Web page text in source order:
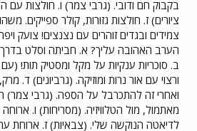
בקבוק חם ודובי. (גרבי צמר) ו. חולצות עם
ציורים) ז. חולצות גזורות, קולר ספייקים.
הערב האהובה עליך? א. חביתה וסלט
ב. סוכריות ענקיות על מקל ומסטיק תות!
ורצוי עם אור נרות ומוזיקה. (גרביונים) ד.
ואחרי זה להתכרבל על הספה. (גרבי צמר)
מאתמול, מול הטלוויזיה. (מסריחות) ו.
לדיאטה הנוקשה שלי. (צבאיות) ז. ארוחת